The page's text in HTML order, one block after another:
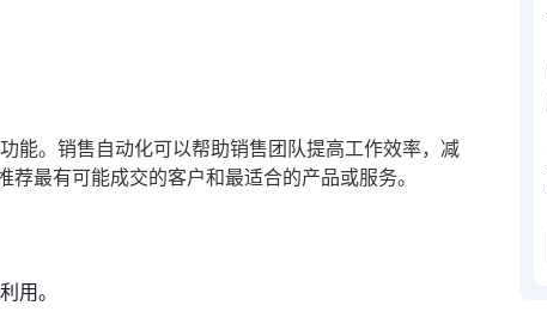
能。销售自动化可以帮助销售团队提高工作效率，减
最有可能成交的客户和最适合的产品或服务。
用。